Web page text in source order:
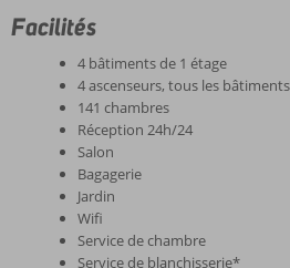
Facilités
4 bâtiments de 1 étage
4 ascenseurs, tous les
141 chambres
Réception 24h/24
Salon
Bagagerie
Jardin
Wifi
Service de chambre
Service de blanchisserie*